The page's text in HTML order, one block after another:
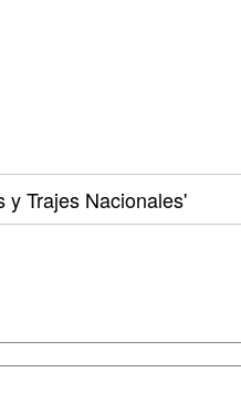
Trajes Nacionales'